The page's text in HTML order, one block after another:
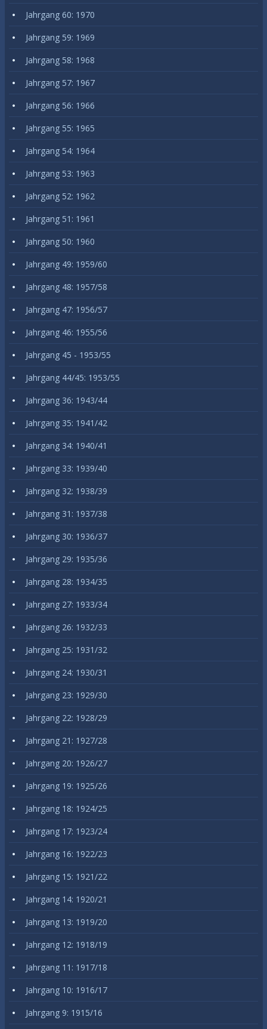
Jahrgang 60: 1970
Jahrgang 59: 1969
Jahrgang 58: 1968
Jahrgang 57: 1967
Jahrgang 56: 1966
Jahrgang 55: 1965
Jahrgang 54: 1964
Jahrgang 53: 1963
Jahrgang 52: 1962
Jahrgang 51: 1961
Jahrgang 50: 1960
Jahrgang 49: 1959/60
Jahrgang 48: 1957/58
Jahrgang 47: 1956/57
Jahrgang 46: 1955/56
Jahrgang 45 - 1953/55
Jahrgang 44/45: 1953/55
Jahrgang 36: 1943/44
Jahrgang 35: 1941/42
Jahrgang 34: 1940/41
Jahrgang 33: 1939/40
Jahrgang 32: 1938/39
Jahrgang 31: 1937/38
Jahrgang 30: 1936/37
Jahrgang 29: 1935/36
Jahrgang 28: 1934/35
Jahrgang 27: 1933/34
Jahrgang 26: 1932/33
Jahrgang 25: 1931/32
Jahrgang 24: 1930/31
Jahrgang 23: 1929/30
Jahrgang 22: 1928/29
Jahrgang 21: 1927/28
Jahrgang 20: 1926/27
Jahrgang 19: 1925/26
Jahrgang 18: 1924/25
Jahrgang 17: 1923/24
Jahrgang 16: 1922/23
Jahrgang 15: 1921/22
Jahrgang 14: 1920/21
Jahrgang 13: 1919/20
Jahrgang 12: 1918/19
Jahrgang 11: 1917/18
Jahrgang 10: 1916/17
Jahrgang 9: 1915/16